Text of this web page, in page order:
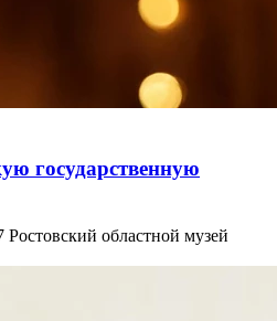
государственную
Ростовский областной музей